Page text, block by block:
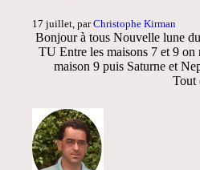
17 juillet, parChristophe Kirman
Bonjour à tous Nouvelle lune
TU Entre les maisons 7 et 9 on
maison 9 puis Saturne et